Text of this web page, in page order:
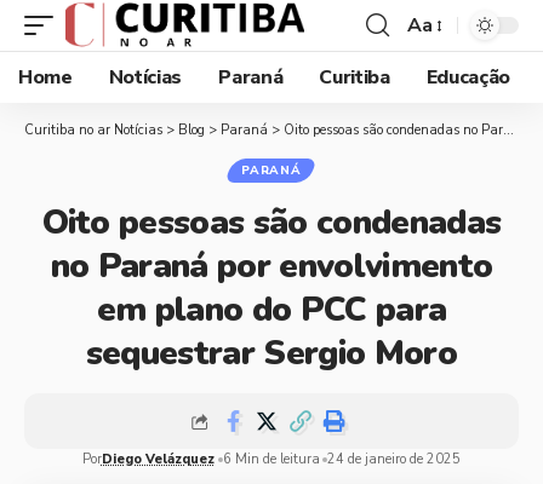
Aa
Home
Notícias Paraná Curitiba Educação
Curitiba no ar Notícias > Blog > Paraná > Oito pessoas são condenadas no Paraná por envolvimento em plano do PCC para sequestrar Sergio Moro
PARANÁ
Oito pessoas são condenadas
no Paraná por envolvimento
em plano do PCC para
sequestrar Sergio Moro
PorDiego Velázquez 6 Min de leitura 24 de janeiro de 2025